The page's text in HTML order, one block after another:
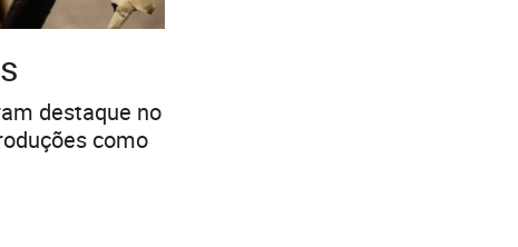
destaque no
como